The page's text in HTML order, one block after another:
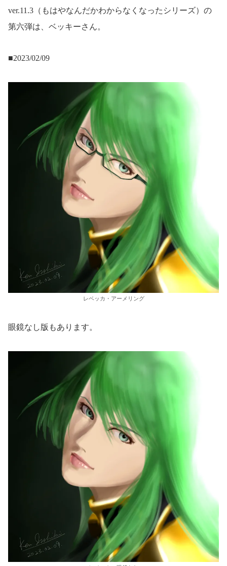
ver.11.3（もはやなんだかわからなくなったシリーズ）の
第六弾は、ベッキーさん。
■2023/02/09
レベッカ・アーメリング
眼鏡なし版もあります。